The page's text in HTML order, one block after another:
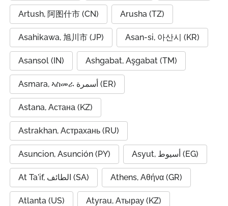
Artush, 阿图什市 (CN) Arusha (TZ)
Asahikawa, 旭川市 (JP) Asan-si, 아산시 (KR)
Asansol (IN) Ashgabat, Aşgabat (TM)
Asmara, ኣስመራ أسمرة (ER)
Astana, Астана (KZ)
Astrakhan, Астрахань (RU)
Asuncion, Asunción (PY) Asyut, أسيوط (EG)
At Ta'if, الطائف (SA) Athens, Αθήνα (GR)
Atlanta (US) Atyrau, Атырау (KZ)